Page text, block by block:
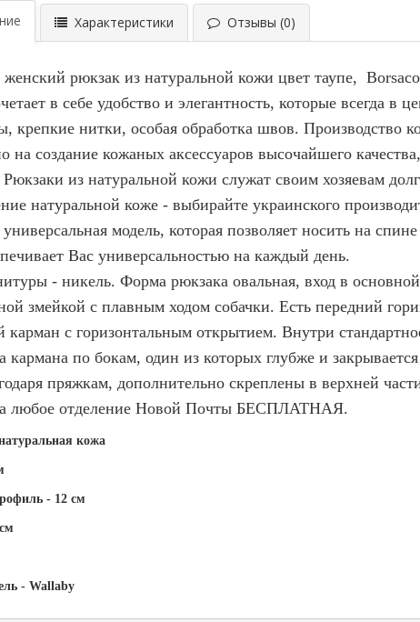
Характеристики Отзывы (0)
рюкзак из натуральной кожи цвет таупе,
в себе удобство и элегантность, которые всегда
крепкие нитки, особая обработка швов. Производство
на создание кожаных аксессуаров высочайшего
из натуральной кожи служат своим хозяевам
натуральной коже - выбирайте украинского
модель, которая позволяет носить на
Вас универсальностью на каждый день.
- никель. Форма рюкзака овальная, вход в
змейкой с плавным ходом собачки. Есть передний
карман с горизонтальным открытием. Внутри
кармана по бокам, один из которых глубже и
пряжкам, дополнительно скреплены в верхней
любое отделение Новой Почты БЕСПЛАТНАЯ.
кожа
- 12 см
- Wallaby